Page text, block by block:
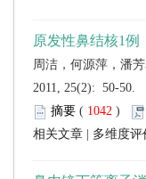
2011, 25(2): 50-50.
(
)